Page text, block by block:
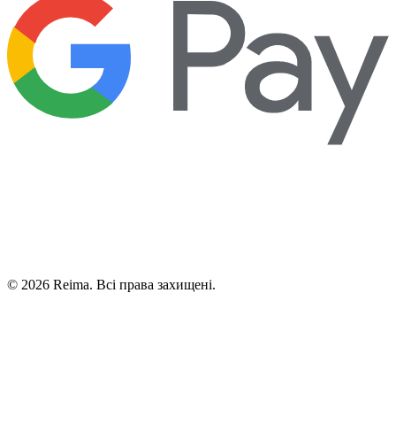
© 2026 Reima. Всі права захищені.